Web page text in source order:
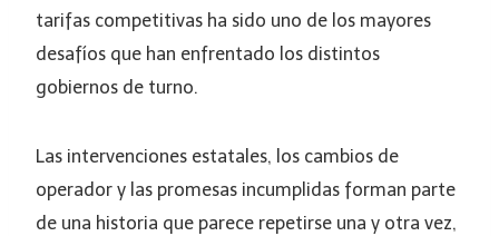
tarifas competitivas ha sido uno de los mayores
desafíos que han enfrentado los distintos
gobiernos de turno.
Las intervenciones estatales, los cambios de
operador y las promesas incumplidas forman parte
de una historia que parece repetirse una y otra vez,